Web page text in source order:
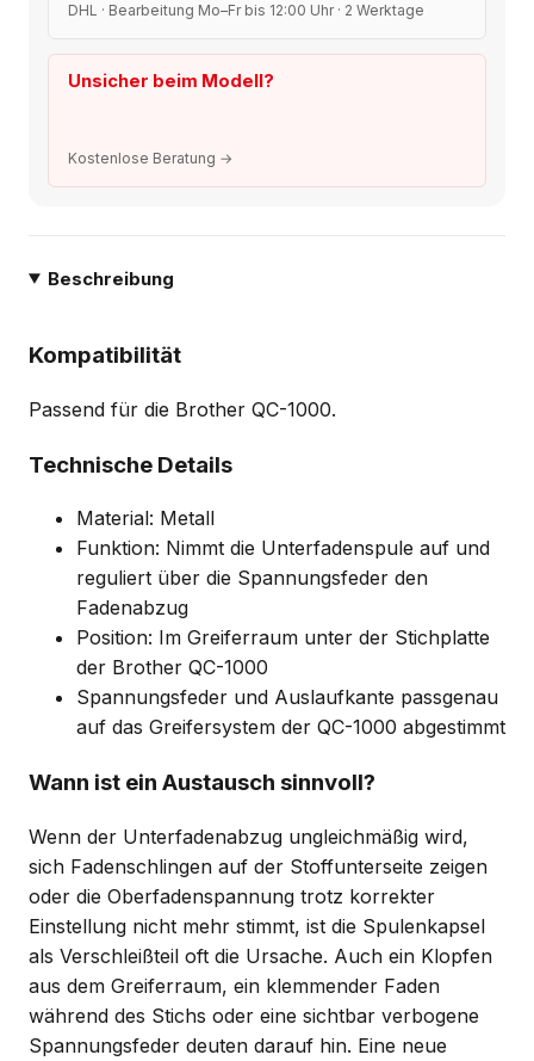
DHL · Bearbeitung Mo–Fr bis 12:00 Uhr · 2 Werktage
Unsicher beim Modell?
Kostenlose Beratung →
Beschreibung
Kompatibilität
Passend für die Brother QC-1000.
Technische Details
Material: Metall
Funktion: Nimmt die Unterfadenspule auf und
reguliert über die Spannungsfeder den
Fadenabzug
Position: Im Greiferraum unter der Stichplatte
der Brother QC-1000
Spannungsfeder und Auslaufkante passgenau
auf das Greifersystem der QC-1000 abgestimmt
Wann ist ein Austausch sinnvoll?
Wenn der Unterfadenabzug ungleichmäßig wird,
sich Fadenschlingen auf der Stoffunterseite zeigen
oder die Oberfadenspannung trotz korrekter
Einstellung nicht mehr stimmt, ist die Spulenkapsel
als Verschleißteil oft die Ursache. Auch ein Klopfen
aus dem Greiferraum, ein klemmender Faden
während des Stichs oder eine sichtbar verbogene
Spannungsfeder deuten darauf hin. Eine neue